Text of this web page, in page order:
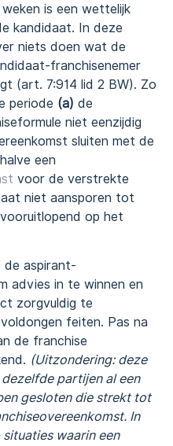
is een wettelijk
kandidaat. In deze
niets doen wat de
franchisenemer
(art. 7:914 lid 2 BW). Zo
periode (a) de
niet eenzijdig
sluiten met de
een
voor de verstrekte
niet aansporen tot
op het
de aspirant-
advies in te winnen en
zorgvuldig te
feiten. Pas na
de franchise
(Uitzondering: deze
partijen al een
gesloten die strekt tot
In
waarin een